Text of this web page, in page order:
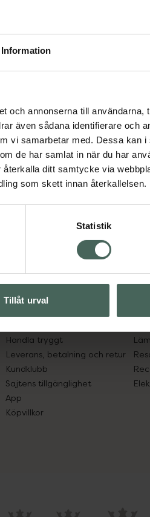
Information
och annonserna till användarna,
även sådana identifierare och
vi samarbetar med. Dessa kan
de har samlat in när du har
ditt samtycke via
som skett innan återkallelsen.
Statistik
Tillåt urval
Aktuella erbjudanden
Kundservice
Kontakta oss
Handla tryggt
Leverans, betalning och retur
Kundklubb
Sajtens tillgänglighet
App
Köpvillkor